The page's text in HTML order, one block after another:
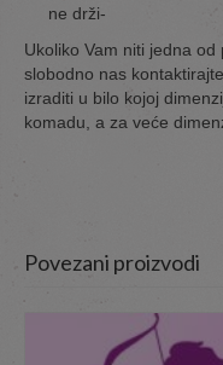
ne drži-
Ukoliko Vam niti jedna
slobodno nas
izraditi u bilo kojoj
komadu, a za veće
Povezani proizvodi